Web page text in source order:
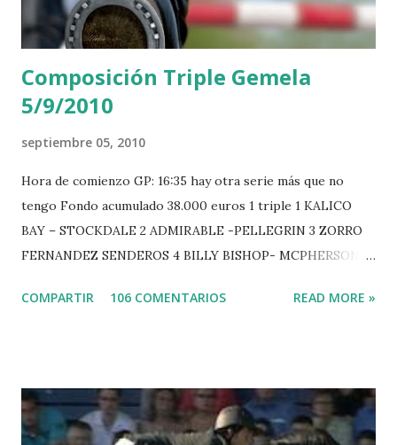
Composición Triple Gemela
5/9/2010
septiembre 05, 2010
Hora de comienzo GP: 16:35 hay otra serie más que no
tengo Fondo acumulado 38.000 euros 1 triple 1 KALICO
BAY – STOCKDALE 2 ADMIRABLE -PELLEGRIN 3 ZORRO
FERNANDEZ SENDEROS 4 BILLY BISHOP- MCPHERSON 5
-EPAILLARD 7 GIG AMAI M WHITAKER 8 SILVANA DU
POWER - MILLAR 5 ARMANIE -VOORN 6 QUERLYBET
HERO -LEJAUNE 7 MO CHROI - O’BRIEN 8 CARMENA Z -
COMPARTIR 106 COMENTARIOS READ MORE »